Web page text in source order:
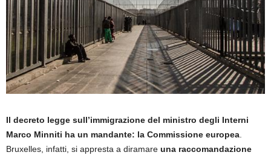
Il decreto legge sull’immigrazione del ministro degli Interni
Marco Minniti ha un mandante: la Commissione europea
Bruxelles, infatti, si appresta a diramare una raccomandazione